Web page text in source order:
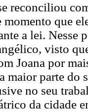
reconciliou
momento que
a lei.
visto
Joana por
maior parte do
no seu
da cidade